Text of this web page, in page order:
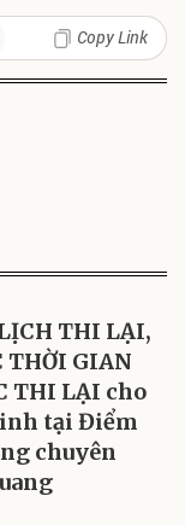
Copy Link
THI LẠI,
THỜI GIAN
THI LẠI cho
tại Điểm
chuyên